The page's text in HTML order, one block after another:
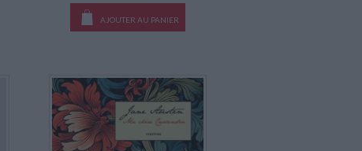
AJOUTER AU PANIER